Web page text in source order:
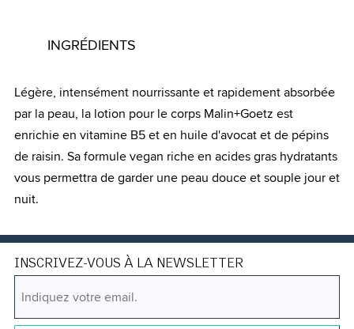
INGRÉDIENTS
Légère, intensément nourrissante et rapidement absorbée
par la peau, la lotion pour le corps Malin+Goetz est
enrichie en vitamine B5 et en huile d'avocat et de pépins
de raisin. Sa formule vegan riche en acides gras hydratants
vous permettra de garder une peau douce et souple jour et
nuit.
INSCRIVEZ-VOUS À LA NEWSLETTER